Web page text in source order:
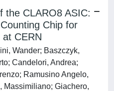
the CLARO8 ASIC:
Chip for
CERN
Wander; Baszczyk,
Candelori, Andrea;
Ramusino Angelo,
Massimiliano; Giachero,